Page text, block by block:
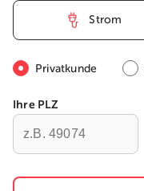
Strom
Privatkunde
Ihre PLZ